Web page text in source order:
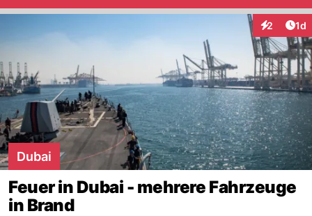
2 1d
Dubai
Feuer in Dubai - mehrere Fahrzeuge
in Brand